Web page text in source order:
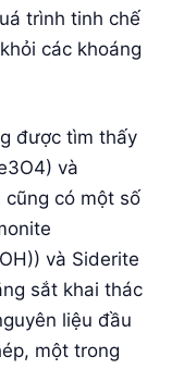
trình tinh chế
các khoáng
được tìm thấy
và
cũng có một số
và Siderite
sắt khai thác
liệu đầu
một trong